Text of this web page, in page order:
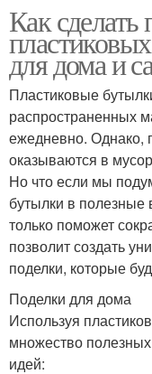
Как
для дома и
Пластиковые
распространенных
ежедневно. Однако,
оказываются в
Но что если мы
бутылки в
только поможет
позволит создать
поделки, которые
Поделки для дома
Используя
множество
идей: